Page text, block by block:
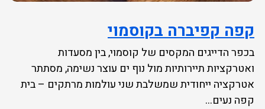
קפה קפיברה בקוסמוי
בכפר הדייגים המקסים של קוסמוי, בין מסעדות
ואטרקציות תיירותיות מול נוף ים עוצר נשימה, מסתתר
אטרקציה ייחודית שמשלבת שני עולמות מרתקים – בית
קפה נעים...